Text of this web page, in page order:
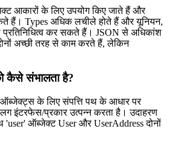
आकारों के लिए उपयोग किए जाते हैं और
हैं। Types अधिक लचीले होते हैं और यूनियन,
प्रतिनिधित्व कर सकते हैं। JSON से अधिकांश
अच्छी तरह से काम करते हैं, लेकिन
कैसे संभालता है?
के लिए संपत्ति पथ के आधार पर
इंटरफेस/प्रकार उत्पन्न करता है। उदाहरण
ऑब्जेक्ट User और UserAddress दोनों